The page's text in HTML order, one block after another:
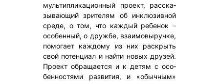
муль­тип­ли­каци­он­ный про­ект, рас­ска­
зыва­ющий̆ зри­телям об ин­клю­зив­ной
сре­де, о том, что каж­дый ре­бенок –
осо­бен­ный, о друж­бе, вза­имо­выруч­ке,
по­мога­ет каж­до­му из них рас­крыть
свой по­тен­ци­ал и най­ти но­вых дру­зей.
Про­ект об­ра­ща­ет­ся и к де­тям с осо­
бен­ностя­ми раз­ви­тия, и «обыч­ным»